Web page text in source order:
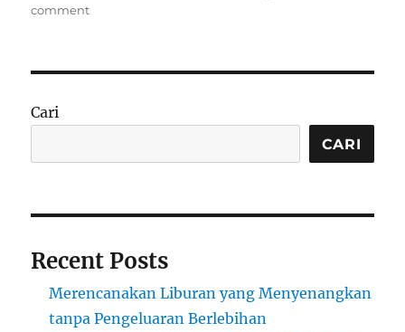
commenton
‘AI
Generator’
di
Kreatif
Cari
CARI
Recent Posts
Merencanakan Liburan yang Menyenangkan
tanpa Pengeluaran Berlebihan